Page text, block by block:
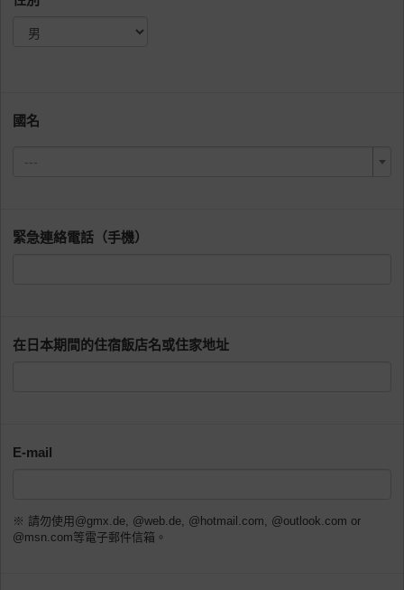
國名
---
緊急連絡電話（手機）
在日本期間的住宿飯店名或住家地址
E-mail
※ 請勿使用@gmx.de, @web.de, @hotmail.com, @outlook.com or
@msn.com等電子郵件信箱。